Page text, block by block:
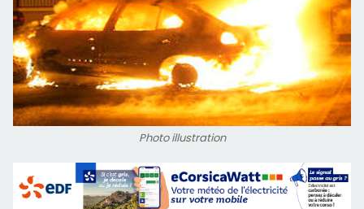
Photo illustration